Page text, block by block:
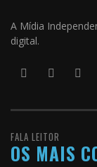
A Mídia
digital.
FALA LEITOR
OS MAIS